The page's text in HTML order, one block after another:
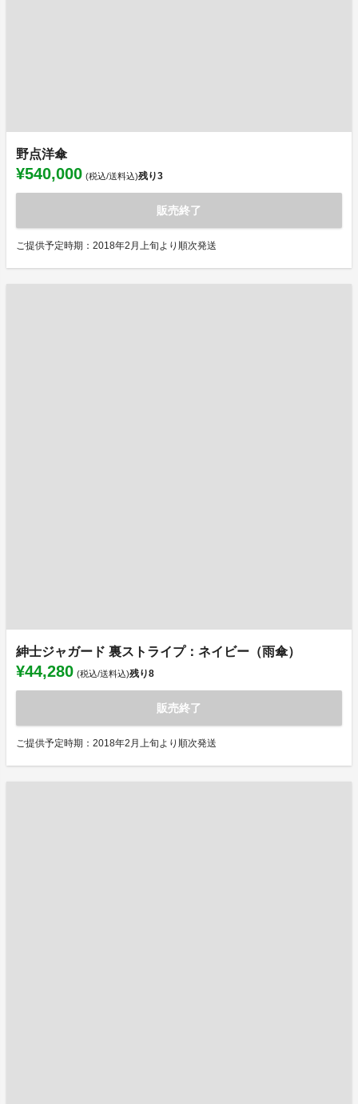
野点洋傘
¥540,000 (税込/送料込)残り3
販売終了
ご提供予定時期：2018年2月上旬より順次発送
紳士ジャガード 裏ストライプ：ネイビー（雨傘）
¥44,280 (税込/送料込)残り8
販売終了
ご提供予定時期：2018年2月上旬より順次発送